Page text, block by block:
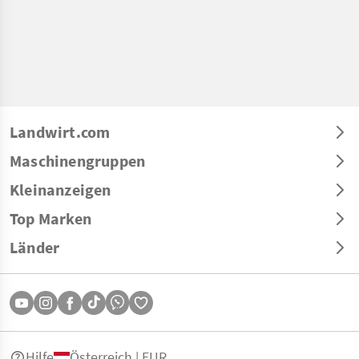
Landwirt.com
Maschinengruppen
Kleinanzeigen
Top Marken
Länder